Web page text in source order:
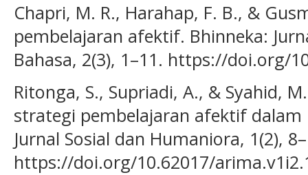
Chapri, M. R., Harahap, F. B., &
pembelajaran afektif. Bhinneka:
Bahasa, 2(3), 1–11. https://doi.org/
Ritonga, S., Supriadi, A., & Syahid,
strategi pembelajaran afektif dalam
Jurnal Sosial dan Humaniora, 1(2),
https://doi.org/10.62017/